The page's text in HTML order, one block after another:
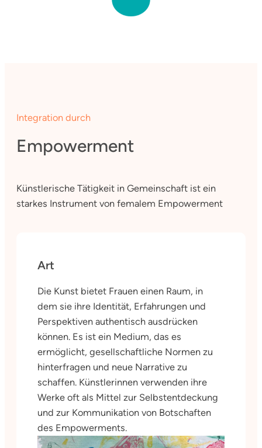
Integration durch
Empowerment
Künstlerische Tätigkeit in Gemeinschaft ist ein
starkes Instrument von femalem Empowerment
Art
Die Kunst bietet Frauen einen Raum, in
dem sie ihre Identität, Erfahrungen und
Perspektiven authentisch ausdrücken
können. Es ist ein Medium, das es
ermöglicht, gesellschaftliche Normen zu
hinterfragen und neue Narrative zu
schaffen. Künstlerinnen verwenden ihre
Werke oft als Mittel zur Selbstentdeckung
und zur Kommunikation von Botschaften
des Empowerments.